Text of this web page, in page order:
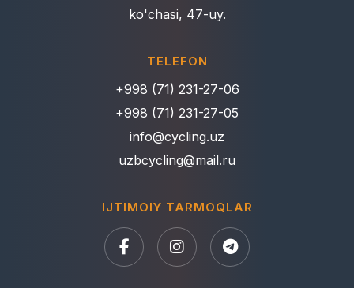
ko'chasi, 47-uy.
TELEFON
+998 (71) 231-27-06
+998 (71) 231-27-05
info@cycling.uz
uzbcycling@mail.ru
IJTIMOIY TARMOQLAR